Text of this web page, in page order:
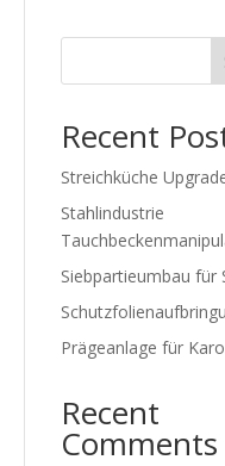
Recent
Streichküche
Stahlindustrie
Siebpartieumbau für
Prägeanlage für
Recent
Comments